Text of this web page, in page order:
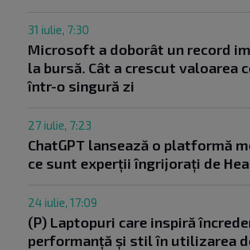
31 iulie, 7:30
Microsoft a doborât un record
la bursă. Cât a crescut valoarea
într-o singură zi
27 iulie, 7:23
ChatGPT lansează o platformă
ce sunt experții îngrijorați de
24 iulie, 17:09
(P) Laptopuri care inspiră
performanță și stil în utilizarea